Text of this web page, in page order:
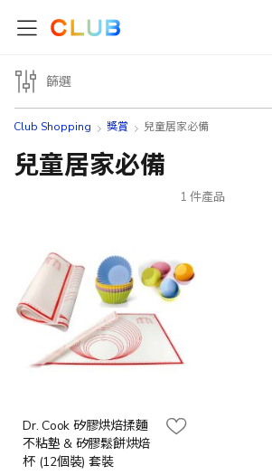
Club Shopping 獎賞 兒童居家必備
兒童居家必備
1 件產品
Dr. Cook 矽膠烘焙揉麵
不粘墊 & 矽膠鬆餅烘焙
杯 (12個裝) 套裝
篩選